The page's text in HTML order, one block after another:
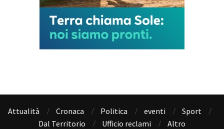
Attualità Cronaca Politica eventi
Sport
Dal Territorio
Ufficio reclami Altro